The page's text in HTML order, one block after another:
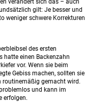
verändert sich das – auch
gilt: Je besser und
weniger schwere Korrekturen
des ersten
hatte einen Backenzahn
vor. Wenn sie beim
Gebiss machen, sollten sie
routinemäßig gemacht wird.
und kann im
erfolgen.